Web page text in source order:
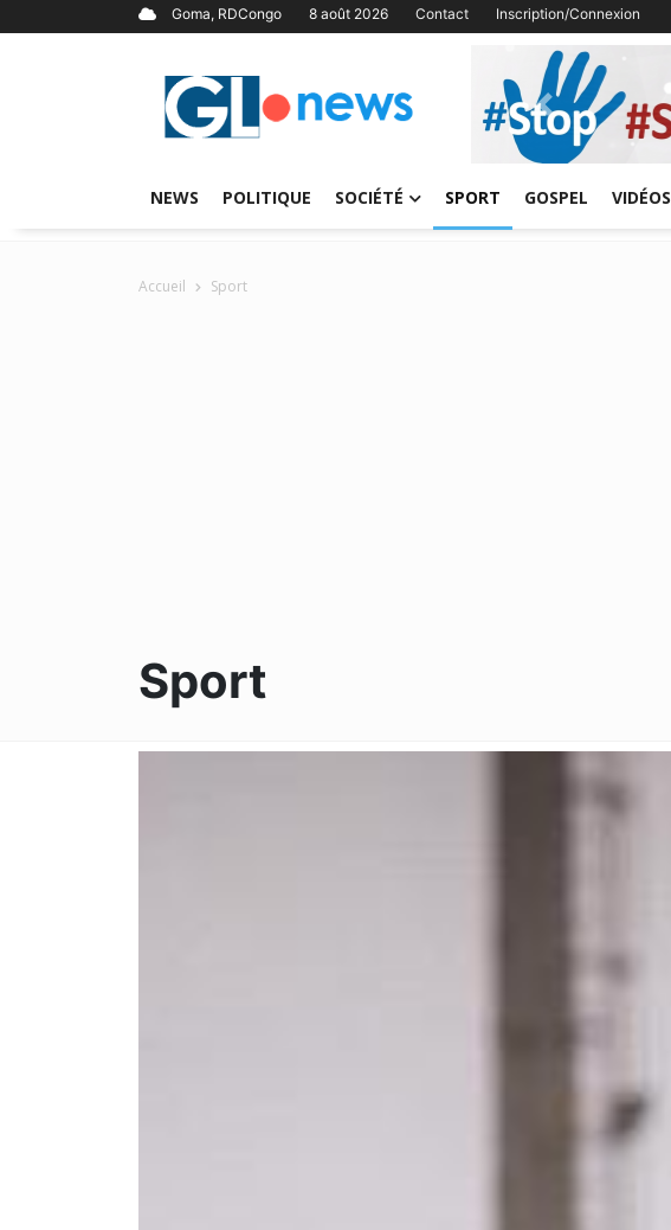
Goma, RDCongo 8 août 2026 Contact Inscription/Connexion
Previous
NEWS POLITIQUE SOCIÉTÉ SPORT GOSPEL VIDÉOS
Accueil Sport
Sport